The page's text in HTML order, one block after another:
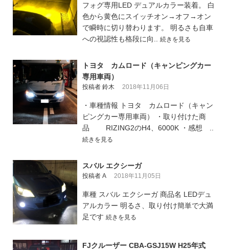
フォグ専用LED デュアルカラー装着。 白
色から黄色にスイッチオン→オフ→オン
で瞬時に切り替わります。 明るさも自車
への視認性も格段に向.. 続きを見る
トヨタ カムロード（キャンピングカー
専用車両）
投稿者 鈴木 2018年11月06日
・車種情報 トヨタ カムロード（キャン
ピングカー専用車両） ・取り付けた商
品 RIZING2のH4、6000K ・感想 ..
続きを見る
スバル エクシーガ
投稿者 A 2018年11月05日
車種 スバル エクシーガ 商品名 LEDデュ
アルカラー 明るさ、取り付け簡単で大満
足です 続きを見る
FJクルーザー CBA-GSJ15W H25年式